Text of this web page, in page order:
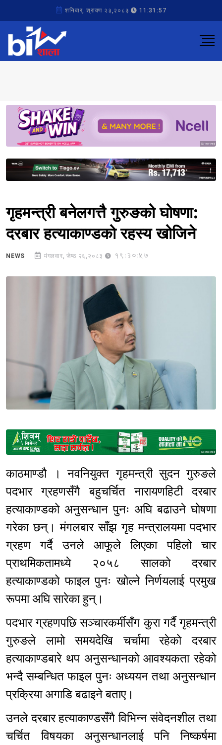
शनिबार, श्रावण २३,२०८३ 11:31:57
Sponsored
Sponsored
गृहमन्त्री बनेलगत्तै गुरुङको घोषणा:
दरबार हत्याकाण्डको रहस्य खोजिने
NEWS मंगलवार, जेष्ठ २६,२०८३ 19:30:57
Sponsored
काठमाण्डौ । नवनियुक्त गृहमन्त्री सुदन गुरुङले
पदभार ग्रहणसँगै बहुचर्चित नारायणहिटी दरबार
हत्याकाण्डको अनुसन्धान पुनः अघि बढाउने घोषणा
गरेका छन्। मंगलबार साँझ गृह मन्त्रालयमा पदभार
ग्रहण गर्दै उनले आफूले लिएका पहिलो चार
प्राथमिकतामध्ये २०५८ सालको दरबार
हत्याकाण्डको फाइल पुनः खोल्ने निर्णयलाई प्रमुख
रूपमा अघि सारेका हुन्।
पदभार ग्रहणपछि सञ्चारकर्मीसँग कुरा गर्दै गृहमन्त्री
गुरुङले लामो समयदेखि चर्चामा रहेको दरबार
हत्याकाण्डबारे थप अनुसन्धानको आवश्यकता रहेको
भन्दै सम्बन्धित फाइल पुनः अध्ययन तथा अनुसन्धान
प्रक्रिया अगाडि बढाइने बताए।
उनले दरबार हत्याकाण्डसँगै विभिन्न संवेदनशील तथा
चर्चित विषयका अनुसन्धानलाई पनि निष्कर्षमा